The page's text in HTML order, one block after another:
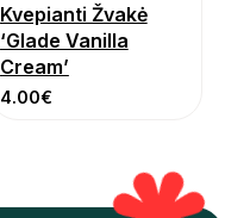
Kvepianti Žvakė
‘Glade Vanilla
Cream’
4.00€